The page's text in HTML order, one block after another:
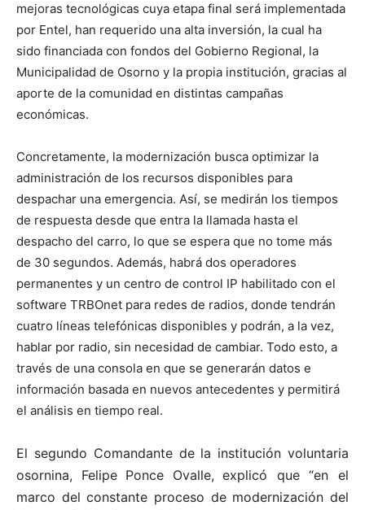
mejoras tecnológicas cuya etapa final será implementada
por Entel, han requerido una alta inversión, la cual ha
sido financiada con fondos del Gobierno Regional, la
Municipalidad de Osorno y la propia institución, gracias al
aporte de la comunidad en distintas campañas
económicas.
Concretamente, la modernización busca optimizar la
administración de los recursos disponibles para
despachar una emergencia. Así, se medirán los tiempos
de respuesta desde que entra la llamada hasta el
despacho del carro, lo que se espera que no tome más
de 30 segundos. Además, habrá dos operadores
permanentes y un centro de control IP habilitado con el
software TRBOnet para redes de radios, donde tendrán
cuatro líneas telefónicas disponibles y podrán, a la vez,
hablar por radio, sin necesidad de cambiar. Todo esto, a
través de una consola en que se generarán datos e
información basada en nuevos antecedentes y permitirá
el análisis en tiempo real.
El segundo Comandante de la institución voluntaria
osornina,
Felipe Ponce Ovalle, explicó que “en el
marco del constante proceso de modernización del